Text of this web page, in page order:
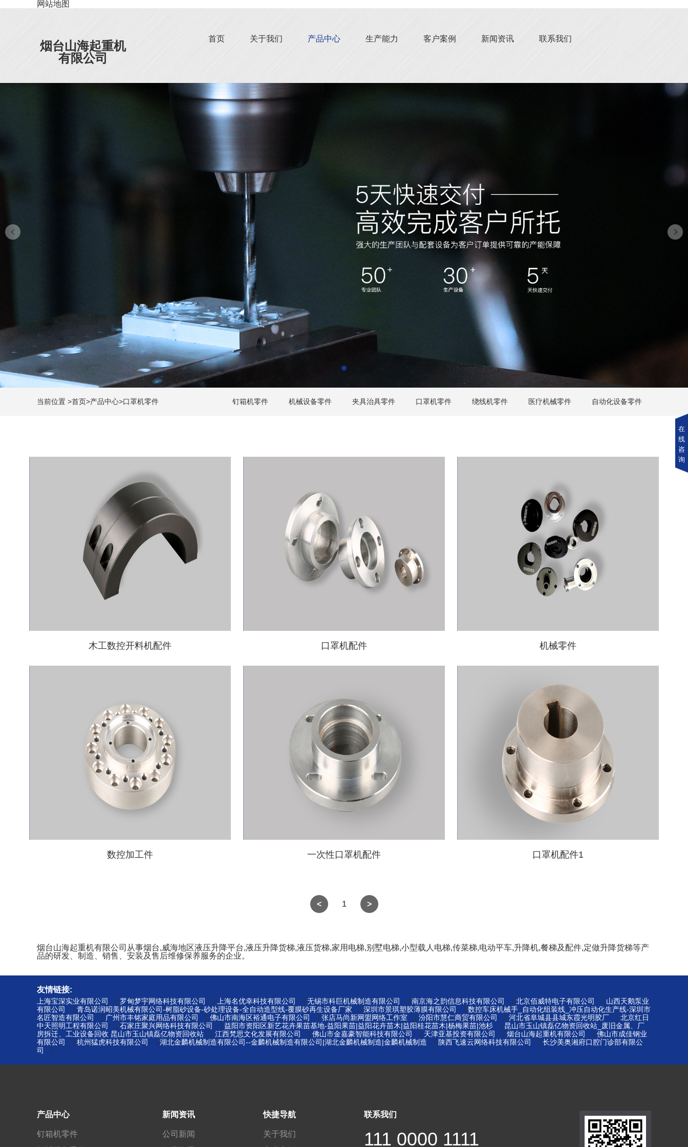
网站地图
烟台山海起重机
有限公司
首页 关于我们 产品中心 生产能力 客户案例 新闻资讯 联系我们
当前位置 >首页>产品中心>口罩机零件 钉箱机零件 机械设备零件 夹具治具零件 口罩机零件 绕线机零件 医疗机械零件 自动化设备零件
木工数控开料机配件 口罩机配件 机械零件
数控加工件 一次性口罩机配件 口罩机配件1
1
烟台山海起重机有限公司从事烟台,威海地区液压升降平台,液压升降货梯,液压货梯,家用电梯,别墅电梯,小型载人电梯,传菜梯,电动平车,升降机,餐梯及配件,定做升降货梯等产
品的研发、制造、销售、安装及售后维修保养服务的企业。
友情链接:
上海宝深实业有限公司 罗甸梦宇网络科技有限公司 上海名优幸科技有限公司 无锡市科巨机械制造有限公司 南京海之韵信息科技有限公司 北京佰威特电子有限公司
山西天鹅泵业
有限公司
青岛诺润昭美机械有限公司-树脂砂设备-砂处理设备-全自动造型线-覆膜砂再生设备厂家 深圳市景琪塑胶薄膜有限公司
数控车床机械手_自动化组装线_冲压自动化生产线-深圳市
名匠智造有限公司
广州市丰铭家庭用品有限公司 佛山市南海区裕通电子有限公司 张店马尚新网盟网络工作室 汾阳市慧仁商贸有限公司 河北省阜城县县城东霞光明胶厂
北京红日
中天照明工程有限公司
石家庄聚兴网络科技有限公司 益阳市资阳区新艺花卉果苗基地-益阳果苗|益阳花卉苗木|益阳桂花苗木|杨梅果苗|池杉
昆山市玉山镇磊亿物资回收站_废旧金属、厂
房拆迁、工业设备回收 昆山市玉山镇磊亿物资回收站
江西梵思文化发展有限公司 佛山市金嘉豪智能科技有限公司 天津亚基投资有限公司 烟台山海起重机有限公司
佛山市成佳钢业
有限公司
杭州猛虎科技有限公司 湖北金麟机械制造有限公司--金麟机械制造有限公司|湖北金麟机械制造|金麟机械制造 陕西飞速云网络科技有限公司
长沙美奥湘府口腔门诊部有限公
司
产品中心
钉箱机零件
新闻资讯
公司新闻
快捷导航
关于我们
联系我们
111 0000 1111
在
线
咨
询